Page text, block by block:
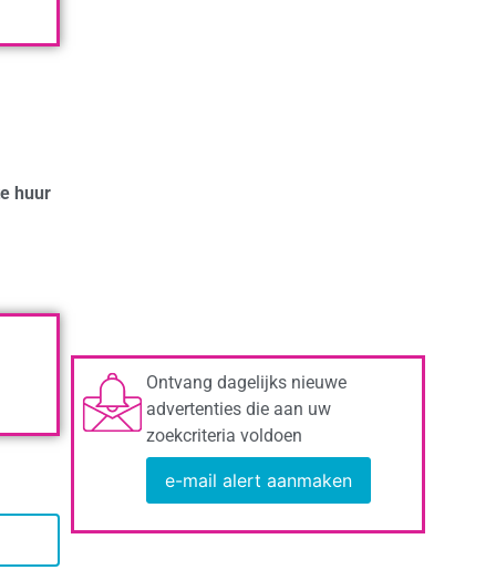
huur
Ontvang dagelijks nieuwe
advertenties die aan uw
zoekcriteria voldoen
e-mail alert aanmaken